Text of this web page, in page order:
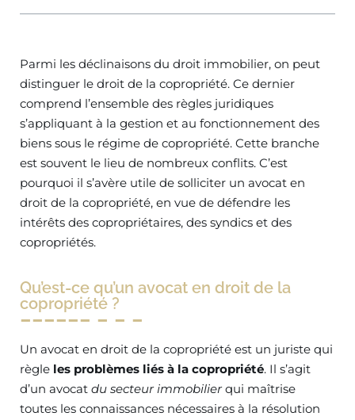
Parmi les déclinaisons du droit immobilier, on peut
distinguer le droit de la copropriété. Ce dernier
comprend l’ensemble des règles juridiques
s’appliquant à la gestion et au fonctionnement des
biens sous le régime de copropriété. Cette branche
est souvent le lieu de nombreux conflits. C’est
pourquoi il s’avère utile de solliciter un avocat en
droit de la copropriété, en vue de défendre les
intérêts des copropriétaires, des syndics et des
copropriétés.
Qu’est-ce qu’un avocat en droit de la
copropriété ?
Un avocat en droit de la copropriété est un juriste qui
règle les problèmes liés à la copropriété. Il s’agit
d’un avocat du secteur immobilierqui maîtrise
toutes les connaissances nécessaires à la résolution